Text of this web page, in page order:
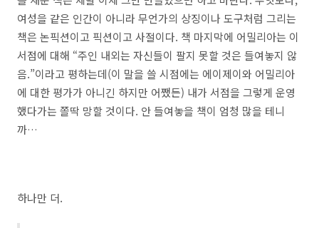
여성을 같은 인간이 아니라 무언가의 상징이나 도구처럼 그리는
책은 논픽션이고 픽션이고 사절이다. 책 마지막에 어밀리아는 이
서점에 대해 “주인 내외는 자신들이 팔지 못할 것은 들여놓지 않
음.”이라고 평하는데(이 말을 쓸 시점에는 에이제이와 어밀리아
에 대한 평가가 아니긴 하지만 어쨌든) 내가 서점을 그렇게 운영
했다가는 쫄딱 망할 것이다. 안 들여놓을 책이 엄청 많을 테니
까…
하나만 더.